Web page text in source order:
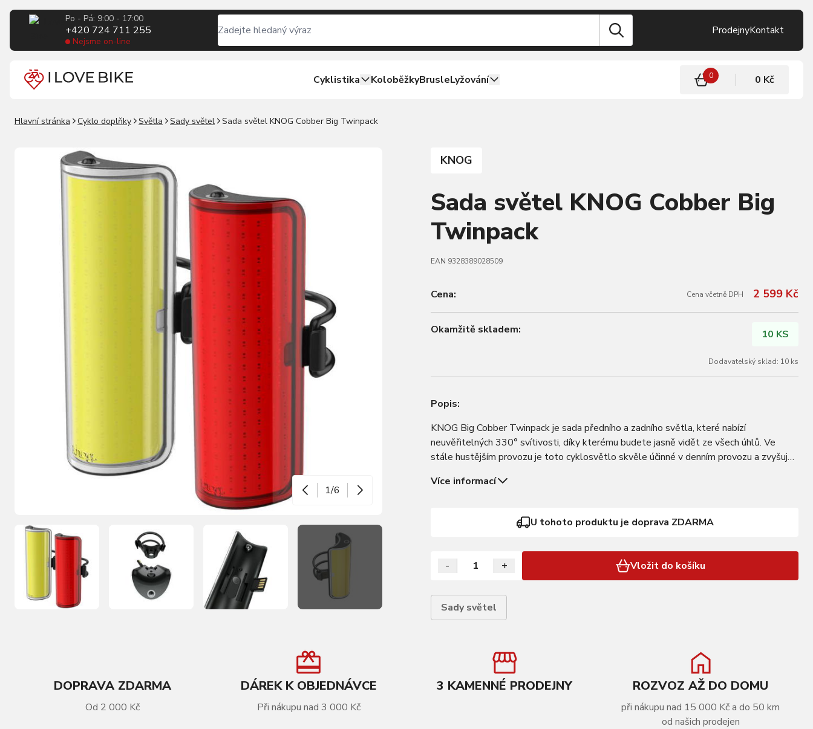
Po - Pá: 9:00 - 17:00
+420 724 711 255
Nejsme on-line
ProdejnyKontakt
Cyklistika KoloběžkyBrusleLyžování 0 0 Kč
Hlavní stránka Cyklo doplňky Světla Sady světel Sada světel KNOG Cobber Big Twinpack
1/6
KNOG
Sada světel KNOG Cobber Big
Twinpack
EAN 9328389028509
Cena: Cena včetně DPH 2 599 Kč
Okamžitě skladem: 10 KS
Dodavatelský sklad: 10 ks
Popis:
KNOG Big Cobber Twinpack je sada předního a zadního světla, které nabízí
neuvěřitelných 330° svítivosti, díky kterému budete jasně vidět ze všech úhlů. Ve
stále hustějším provozu je toto cyklosvětlo skvěle účinné v denním provozu a zvyšuje
Více informací
U tohoto produktu je doprava ZDARMA
- + Vložit do košíku
Sady světel
DOPRAVA ZDARMA
Od 2 000 Kč
DÁREK K OBJEDNÁVCE
Při nákupu nad 3 000 Kč
3 KAMENNÉ PRODEJNY ROZVOZ AŽ DO DOMU
při nákupu nad 15 000 Kč a do 50 km
od našich prodejen
VÍCE INFORMACÍ